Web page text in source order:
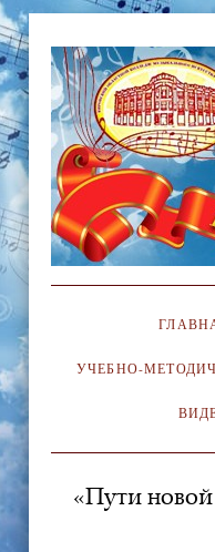
УЧЕБНО-
«Пути